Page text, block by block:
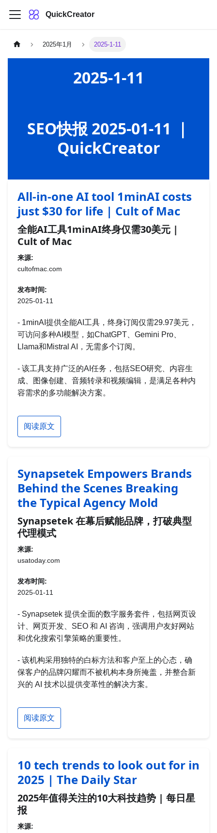
QuickCreator
2025年1月 2025-1-11
2025-1-11
SEO快报 2025-01-11 ｜
QuickCreator
All-in-one AI tool 1minAI costs
just $30 for life | Cult of Mac
全能AI工具1minAI终身仅需30美元 |
Cult of Mac
来源:
cultofmac.com
发布时间:
2025-01-11
- 1minAI提供全能AI工具，终身订阅仅需29.97美元，
可访问多种AI模型，如ChatGPT、Gemini Pro、
Llama和Mistral AI，无需多个订阅。
- 该工具支持广泛的AI任务，包括SEO研究、内容生
成、图像创建、音频转录和视频编辑，是满足各种内
容需求的多功能解决方案。
阅读原文
Synapsetek Empowers Brands
Behind the Scenes Breaking
the Typical Agency Mold
Synapsetek 在幕后赋能品牌，打破典型
代理模式
来源:
usatoday.com
发布时间:
2025-01-11
- Synapsetek 提供全面的数字服务套件，包括网页设
计、网页开发、SEO 和 AI 咨询，强调用户友好网站
和优化搜索引擎策略的重要性。
- 该机构采用独特的白标方法和客户至上的心态，确
保客户的品牌闪耀而不被机构本身所掩盖，并整合新
兴的 AI 技术以提供变革性的解决方案。
阅读原文
10 tech trends to look out for in
2025 | The Daily Star
2025年值得关注的10大科技趋势 | 每日星
报
来源: